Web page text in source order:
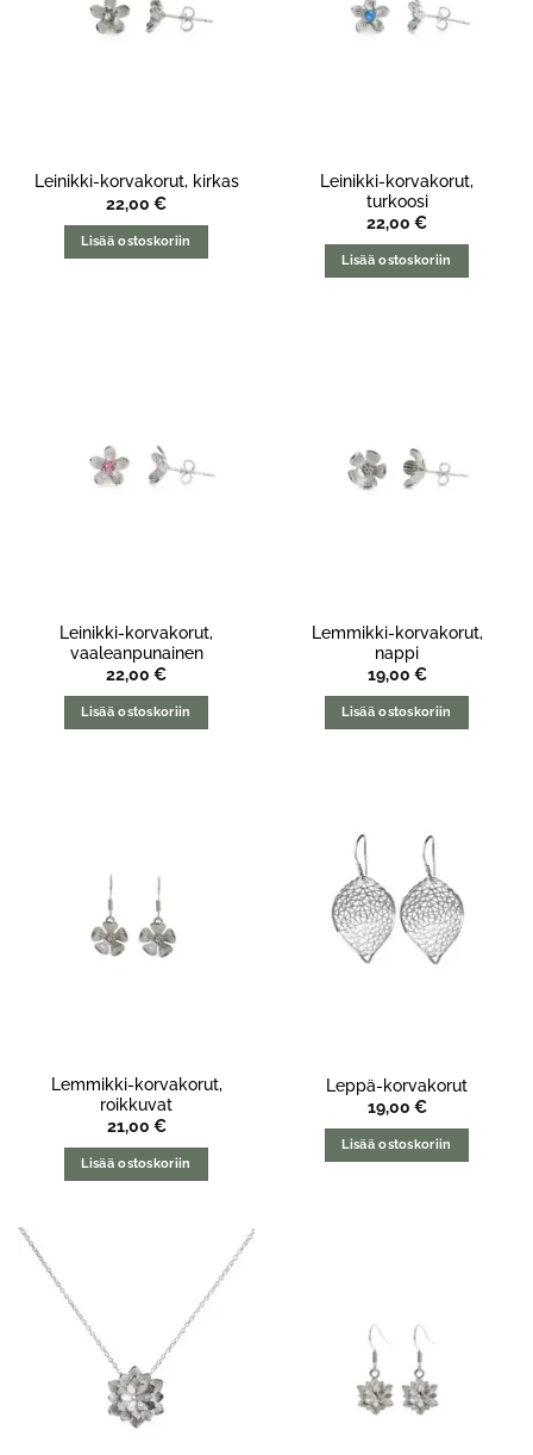
Leinikki-korvakorut, kirkas
22,00 €
Lisää ostoskoriin
Leinikki-korvakorut,
turkoosi
22,00 €
Lisää ostoskoriin
Leinikki-korvakorut,
vaaleanpunainen
22,00 €
Lisää ostoskoriin
Lemmikki-korvakorut,
nappi
19,00 €
Lisää ostoskoriin
Lemmikki-korvakorut,
roikkuvat
21,00 €
Lisää ostoskoriin
Leppä-korvakorut
19,00 €
Lisää ostoskoriin